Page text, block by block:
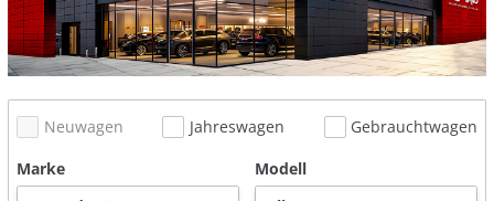
Neuwagen Jahreswagen
Gebrauchtwagen
Marke
Modell